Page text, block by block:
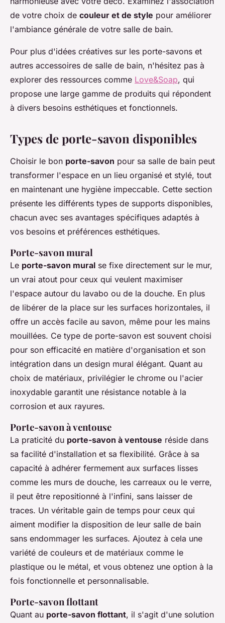
de votre choix de couleur et de style pour améliorer
l'ambiance générale de votre salle de bain.
Pour plus d'idées créatives sur les porte-savons et
autres accessoires de salle de bain, n'hésitez pas à
explorer des ressources comme Love&Soap, qui
propose une large gamme de produits qui répondent
à divers besoins esthétiques et fonctionnels.
Types de porte-savon disponibles
Choisir le bon porte-savon pour sa salle de bain peut
transformer l'espace en un lieu organisé et stylé, tout
en maintenant une hygiène impeccable. Cette section
présente les différents types de supports disponibles,
chacun avec ses avantages spécifiques adaptés à
vos besoins et préférences esthétiques.
Porte-savon mural
Le porte-savon mural se fixe directement sur le mur,
un vrai atout pour ceux qui veulent maximiser
l'espace autour du lavabo ou de la douche. En plus
de libérer de la place sur les surfaces horizontales, il
offre un accès facile au savon, même pour les mains
mouillées. Ce type de porte-savon est souvent choisi
pour son efficacité en matière d'organisation et son
intégration dans un design mural élégant. Quant au
choix de matériaux, privilégier le chrome ou l'acier
inoxydable garantit une résistance notable à la
corrosion et aux rayures.
Porte-savon à ventouse
La praticité du porte-savon à ventouse réside dans
sa facilité d'installation et sa flexibilité. Grâce à sa
capacité à adhérer fermement aux surfaces lisses
comme les murs de douche, les carreaux ou le verre,
il peut être repositionné à l'infini, sans laisser de
traces. Un véritable gain de temps pour ceux qui
aiment modifier la disposition de leur salle de bain
sans endommager les surfaces. Ajoutez à cela une
variété de couleurs et de matériaux comme le
plastique ou le métal, et vous obtenez une option à la
fois fonctionnelle et personnalisable.
Porte-savon flottant
Quant au porte-savon flottant, il s'agit d'une solution